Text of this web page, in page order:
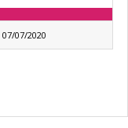
07/07/2020